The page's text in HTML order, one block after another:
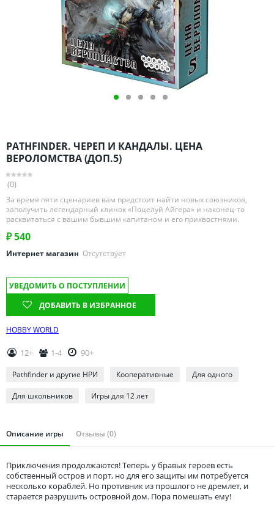
Оренбургская область
Пензенская область
Пермский край
Ростовская область
Саратовская область
Свердловская область
Ставропольский край
Тамбовская область
Татарстан
Тверская область
Томская область
Тюменская область
Удмуртия
Ульяновская область
PATHFINDER. ЧЕРЕП И КАНДАЛЫ. ЦЕНА
ВЕРОЛОМСТВА (ДОП.5)
(0)
За время пяти сценариев вам предстоит найти новых союзников,
заполучить легендарный клинок «Поцелуй Айгера» и наконец-то
расквитаться с вашим бывшим капитаном и его прихвостнями.
₽540
Интернет магазин Отсутствует
УВЕДОМИТЬ О ПОСТУПЛЕНИИ
ДОБАВИТЬ В ИЗБРАННОЕ
HOBBY WORLD
12+ 1-4 90+
Pathfinder и другие НРИ Кооперативные Для одного
Для школьников Игры для 12 лет
Описание игры Отзывы (0)
Приключения продолжаются! Теперь у бравых героев есть
собственный остров и порт, но для его защиты им потребуется
несколько кораблей. Но противник из прошлого не дремлет, и
старается разрушить островной дом. Пора помешать ему!